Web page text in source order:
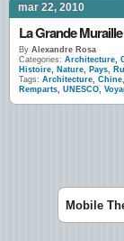
mar 22, 2010
La Grande
By Alexandre Rosa
Categories: Architecture,
Histoire, Nature, Pays,
Tags: Architecture, Chine,
Remparts, UNESCO,
Mobile